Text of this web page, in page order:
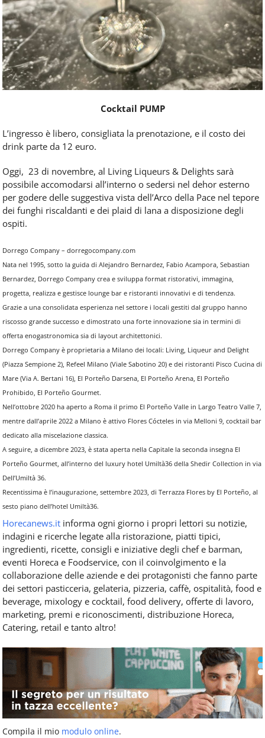
Cocktail PUMP
L’ingresso è libero, consigliata la prenotazione, e il costo dei
drink parte da 12 euro.
Oggi, 23 di novembre, al Living Liqueurs & Delights sarà
possibile accomodarsi all’interno o sedersi nel dehor esterno
per godere delle suggestiva vista dell’Arco della Pace nel tepore
dei funghi riscaldanti e dei plaid di lana a disposizione degli
ospiti.
Dorrego Company – dorregocompany.com
Nata nel 1995, sotto la guida di Alejandro Bernardez, Fabio Acampora, Sebastian
Bernardez, Dorrego Company crea e sviluppa format ristorativi, immagina,
progetta, realizza e gestisce lounge bar e ristoranti innovativi e di tendenza.
Grazie a una consolidata esperienza nel settore i locali gestiti dal gruppo hanno
riscosso grande successo e dimostrato una forte innovazione sia in termini di
offerta enogastronomica sia di layout architettonici.
Dorrego Company è proprietaria a Milano dei locali: Living, Liqueur and Delight
(Piazza Sempione 2), Refeel Milano (Viale Sabotino 20) e dei ristoranti Pisco Cucina di
Mare (Via A. Bertani 16), El Porteño Darsena, El Porteño Arena, El Porteño
Prohibido, El Porteño Gourmet.
Nell’ottobre 2020 ha aperto a Roma il primo El Porteño Valle in Largo Teatro Valle 7,
mentre dall’aprile 2022 a Milano è attivo Flores Cócteles in via Melloni 9, cocktail bar
dedicato alla miscelazione classica.
A seguire, a dicembre 2023, è stata aperta nella Capitale la seconda insegna El
Porteño Gourmet, all’interno del luxury hotel Umiltà36 della Shedir Collection in via
Dell’Umiltà 36.
Recentissima è l’inaugurazione, settembre 2023, di Terrazza Flores by El Porteño, al
sesto piano dell’hotel Umiltà36.
Horecanews.it informa ogni giorno i propri lettori su notizie,
indagini e ricerche legate alla ristorazione, piatti tipici,
ingredienti, ricette, consigli e iniziative degli chef e barman,
eventi Horeca e Foodservice, con il coinvolgimento e la
collaborazione delle aziende e dei protagonisti che fanno parte
dei settori pasticceria, gelateria, pizzeria, caffè, ospitalità, food e
beverage, mixology e cocktail, food delivery, offerte di lavoro,
marketing, premi e riconoscimenti, distribuzione Horeca,
Catering, retail e tanto altro!
Compila il mio modulo online.